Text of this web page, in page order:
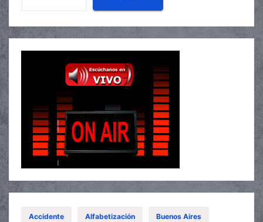
Accidente Alfabetización Buenos Aires